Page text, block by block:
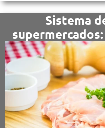
Sistema